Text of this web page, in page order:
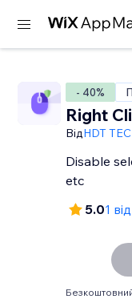
- 40%
Right
ВідHDT
Disable
etc
5.01